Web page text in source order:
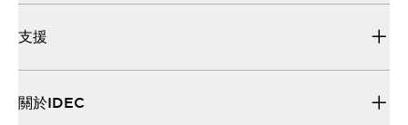
支援
關於IDEC